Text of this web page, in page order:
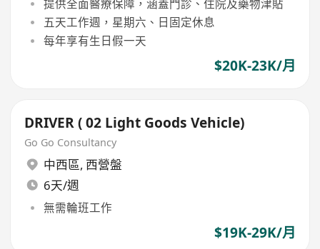
提供全面醫療保障，涵蓋門診、住院及藥物津貼
五天工作週，星期六、日固定休息
每年享有生日假一天
$20K-23K/月
DRIVER ( 02 Light Goods Vehicle)
Go Go Consultancy
中西區, 西營盤
6天/週
無需輪班工作
$19K-29K/月